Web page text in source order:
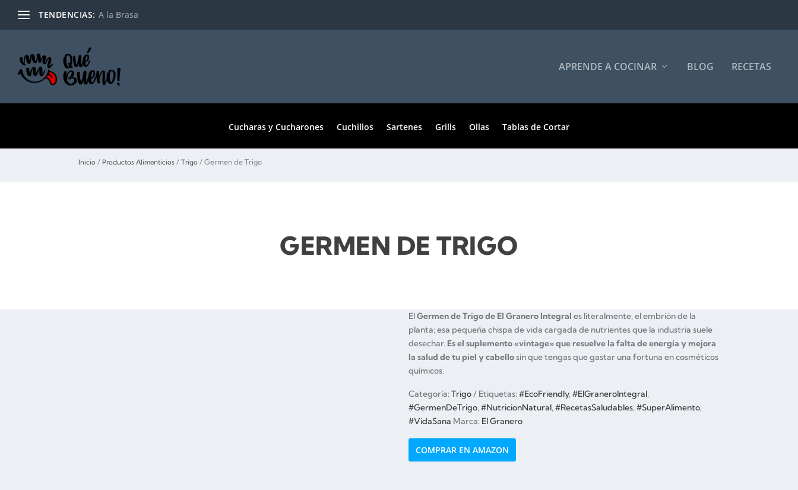
TENDENCIAS: A la Brasa
APRENDE A COCINAR BLOG RECETAS
Cucharas y Cucharones Cuchillos Sartenes Grills Ollas Tablas de Cortar
Inicio / Productos Alimenticios / Trigo / Germen de Trigo
GERMEN DE TRIGO
ElGermen de Trigo de El Granero Integrales literalmente, el embrión de la
planta; esa pequeña chispa de vida cargada de nutrientes que la industria suele
desechar. Es el suplemento «vintage» que resuelve la falta de energía y mejora
la salud de tu piel y cabellosin que tengas que gastar una fortuna en cosméticos
químicos.
Categoría:Trigo Etiquetas:#EcoFriendly,#ElGraneroIntegral,
#GermenDeTrigo,#NutricionNatural,#RecetasSaludables,#SuperAlimento,
#VidaSana Marca: El Granero
COMPRAR EN AMAZON